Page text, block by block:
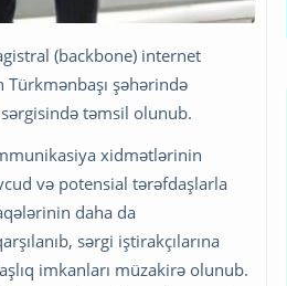
(backbone) internet
şəhərində
təmsil olunub.
xidmətlərinin
və potensial tərəfdaşlarla
daha da
sərgi iştirakçılarına
imkanları müzakirə olunub.